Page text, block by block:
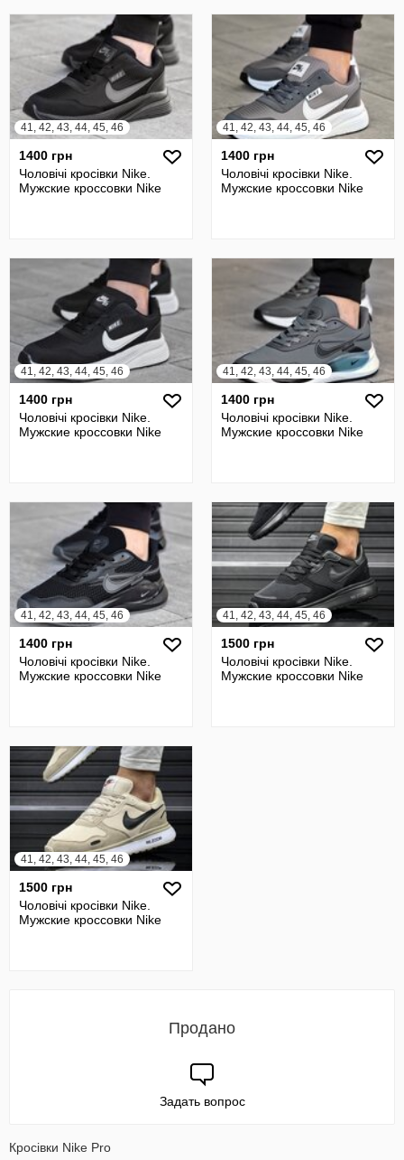
41, 42, 43, 44, 45, 46
1400 грн
Чоловічі кросівки Nike.
Мужские кроссовки Nike
41, 42, 43, 44, 45, 46
1400 грн
Чоловічі кросівки Nike.
Мужские кроссовки Nike
41, 42, 43, 44, 45, 46
1400 грн
Чоловічі кросівки Nike.
Мужские кроссовки Nike
41, 42, 43, 44, 45, 46
1400 грн
Чоловічі кросівки Nike.
Мужские кроссовки Nike
41, 42, 43, 44, 45, 46
1400 грн
Чоловічі кросівки Nike.
Мужские кроссовки Nike
41, 42, 43, 44, 45, 46
1500 грн
Чоловічі кросівки Nike.
Мужские кроссовки Nike
41, 42, 43, 44, 45, 46
1500 грн
Чоловічі кросівки Nike.
Мужские кроссовки Nike
Продано
Задать вопрос
Кросівки Nike Pro